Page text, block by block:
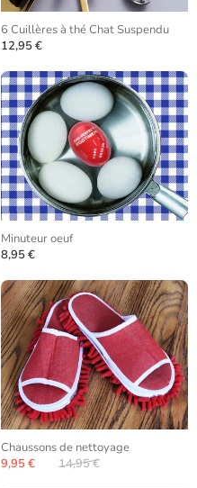
6 Cuillères à thé Chat Suspendu
12,95 €
Minuteur oeuf
8,95 €
Chaussons de nettoyage
9,95 €
14,95 €